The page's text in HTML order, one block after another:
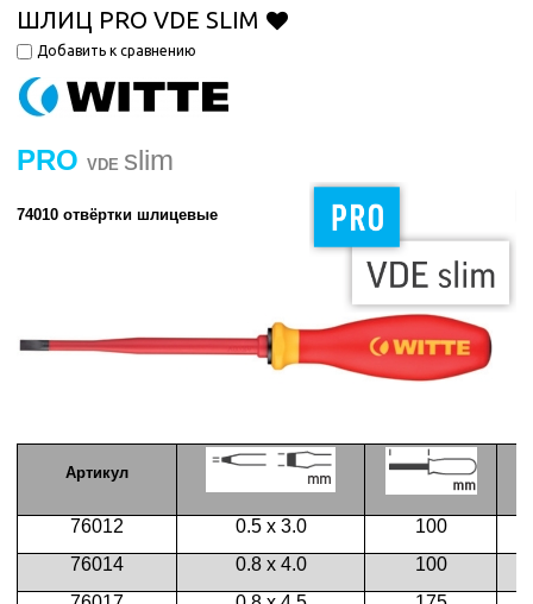
ШЛИЦ PRO VDE SLIM
Добавить к сравнению
PRO VDE slim
74010 отвёртки шлицевые
Артикул
76012 0.5 х 3.0
100
76014
0.8 х 4.0
100